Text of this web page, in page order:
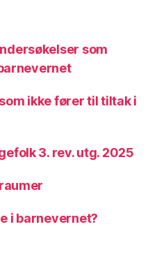
som
ikke fører til tiltak i
3. rev. utg. 2025
i barnevernet?